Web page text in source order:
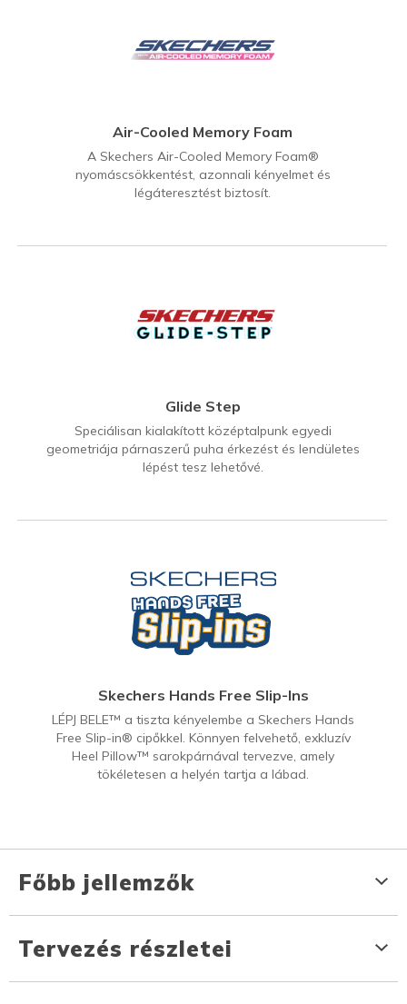
Air-Cooled Memory Foam
A Skechers Air-Cooled Memory Foam®
nyomáscsökkentést, azonnali kényelmet és
légáteresztést biztosít.
Glide Step
Speciálisan kialakított középtalpunk egyedi
geometriája párnaszerű puha érkezést és lendületes
lépést tesz lehetővé.
Skechers Hands Free Slip-Ins
LÉPJ BELE™ a tiszta kényelembe a Skechers Hands
Free Slip-in® cipőkkel. Könnyen felvehető, exkluzív
Heel Pillow™ sarokpárnával tervezve, amely
tökéletesen a helyén tartja a lábad.
Főbb jellemzők
Tervezés részletei